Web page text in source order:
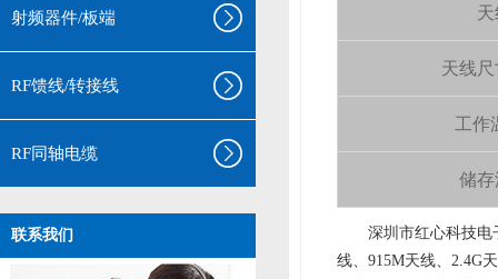
射频器件/板端
RF馈线/转接线
RF同轴电缆
联系我们
天
天线尺
工作
储存
深圳市红心科技电
线、915M天线、2.4G